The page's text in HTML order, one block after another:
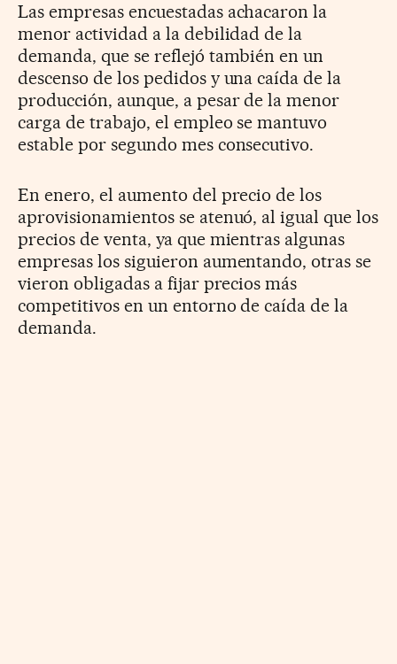
Las empresas encuestadas achacaron la
menor actividad a la debilidad de la
demanda, que se reflejó también en un
descenso de los pedidos y una caída de la
producción, aunque, a pesar de la menor
carga de trabajo, el empleo se mantuvo
estable por segundo mes consecutivo.
En enero, el aumento del precio de los
aprovisionamientos se atenuó, al igual que los
precios de venta, ya que mientras algunas
empresas los siguieron aumentando, otras se
vieron obligadas a fijar precios más
competitivos en un entorno de caída de la
demanda.